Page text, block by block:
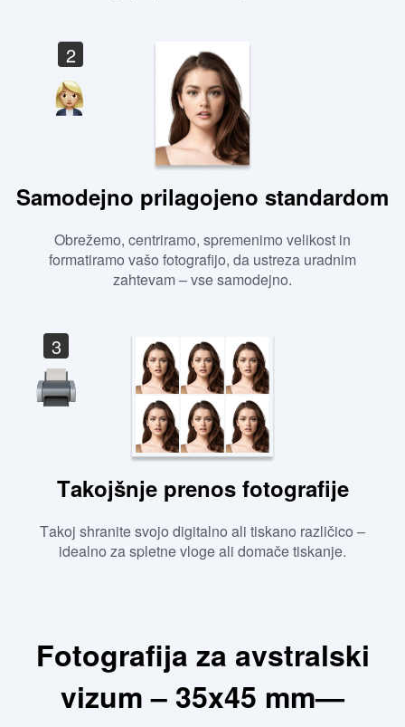
2
Samodejno prilagojeno standardom
Obrežemo, centriramo, spremenimo velikost in
formatiramo vašo fotografijo, da ustreza uradnim
zahtevam – vse samodejno.
3
Takojšnje prenos fotografije
Takoj shranite svojo digitalno ali tiskano različico –
idealno za spletne vloge ali domače tiskanje.
Fotografija za avstralski
vizum – 35x45 mm—